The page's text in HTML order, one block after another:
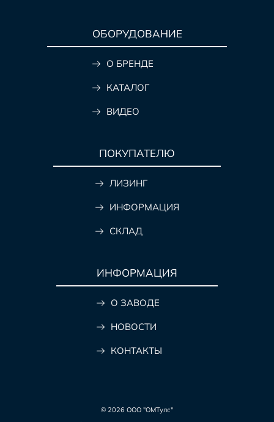
ОБОРУДОВАНИЕ
О БРЕНДЕ
КАТАЛОГ
ВИДЕО
ПОКУПАТЕЛЮ
ЛИЗИНГ
ИНФОРМАЦИЯ
СКЛАД
ИНФОРМАЦИЯ
О ЗАВОДЕ
НОВОСТИ
КОНТАКТЫ
© 2026 ООО "ОМТулс"